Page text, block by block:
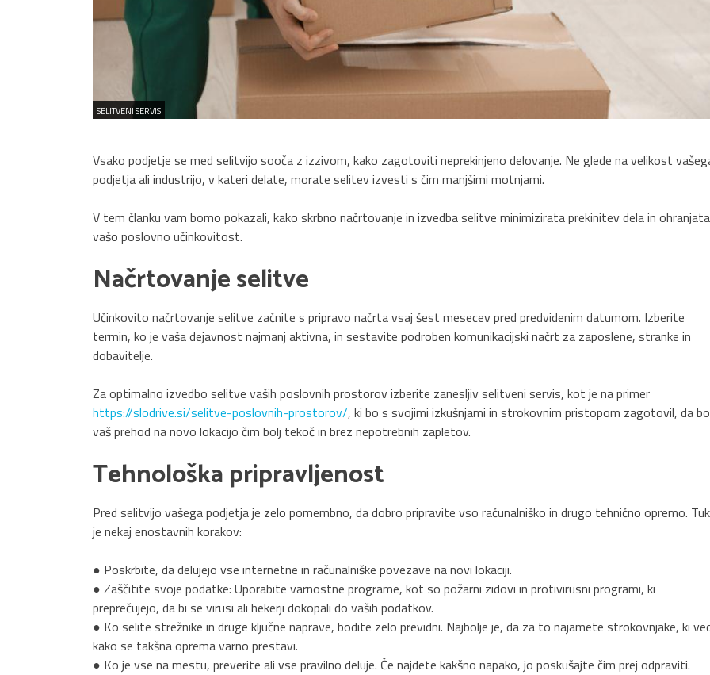
SELITVENI SERVIS
Vsako podjetje se med selitvijo sooča z izzivom, kako zagotoviti neprekinjeno delovanje. Ne glede na velikost
podjetja ali industrijo, v kateri delate, morate selitev izvesti s čim manjšimi motnjami.
V tem članku vam bomo pokazali, kako skrbno načrtovanje in izvedba selitve minimizirata prekinitev dela in ohranjata
vašo poslovno učinkovitost.
Načrtovanje selitve
Učinkovito načrtovanje selitve začnite s pripravo načrta vsaj šest mesecev pred predvidenim datumom. Izberite
termin, ko je vaša dejavnost najmanj aktivna, in sestavite podroben komunikacijski načrt za zaposlene, stranke in
dobavitelje.
Za optimalno izvedbo selitve vaših poslovnih prostorov izberite zanesljiv selitveni servis, kot je na primer
https://slodrive.si/selitve-poslovnih-prostorov/, ki bo s svojimi izkušnjami in strokovnim pristopom zagotovil, da bo
vaš prehod na novo lokacijo čim bolj tekoč in brez nepotrebnih zapletov.
Tehnološka pripravljenost
Pred selitvijo vašega podjetja je zelo pomembno, da dobro pripravite vso računalniško in drugo tehnično opremo.
je nekaj enostavnih korakov:
● Poskrbite, da delujejo vse internetne in računalniške povezave na novi lokaciji.
● Zaščitite svoje podatke: Uporabite varnostne programe, kot so požarni zidovi in protivirusni programi, ki
preprečujejo, da bi se virusi ali hekerji dokopali do vaših podatkov.
● Ko selite strežnike in druge ključne naprave, bodite zelo previdni. Najbolje je, da za to najamete strokovnjake, ki
kako se takšna oprema varno prestavi.
● Ko je vse na mestu, preverite ali vse pravilno deluje. Če najdete kakšno napako, jo poskušajte čim prej odpraviti.